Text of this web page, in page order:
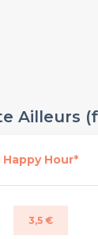
Ailleurs
Happy Hour*
3,5 €